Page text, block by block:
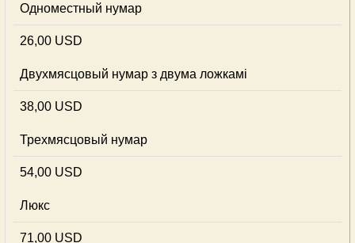
Одноместный нумар
26,00 USD
Двухмясцовый нумар з двума ложкамі
38,00 USD
Трехмясцовый нумар
54,00 USD
Люкс
71,00 USD